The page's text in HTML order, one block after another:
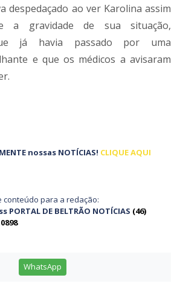
despedaçado ao ver Karolina assim
a gravidade de sua situação,
já havia passado por uma
e que os médicos a avisaram
nossas NOTÍCIAS! CLIQUE AQUI
conteúdo para a redação:
DE BELTRÃO NOTÍCIAS (46)
WhatsApp